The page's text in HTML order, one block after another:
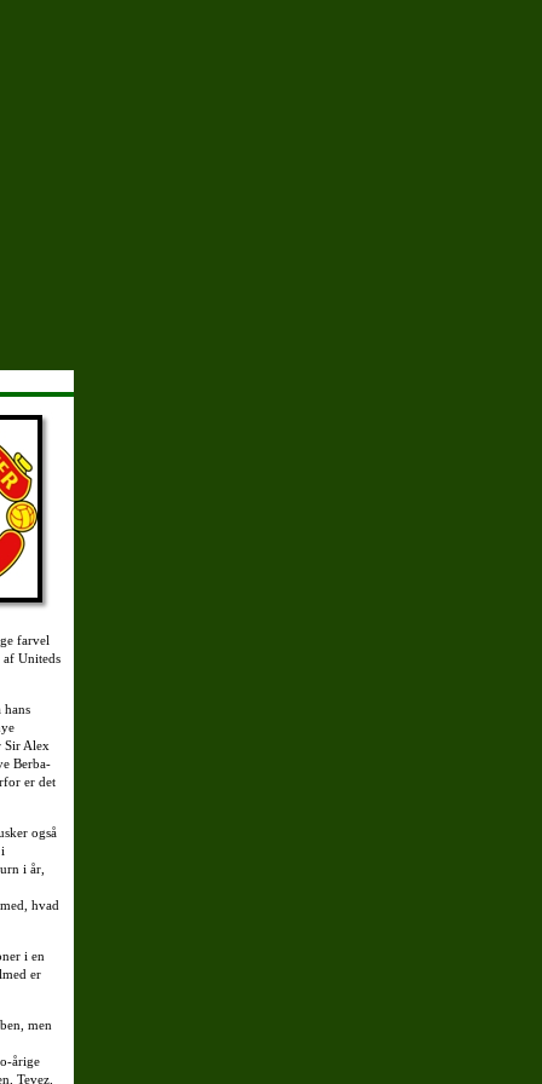
farvel
af Uniteds
hans
Sir Alex
Berba-
er det
også
i år,
hvad
i en
er
men
årige
Tevez,